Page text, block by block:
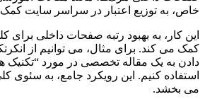
خاص، به توزیع اعتبار در سراسر سایت
این کار، به بهبود رتبه صفحات داخلی برای
کمک می کند. برای مثال، می توانیم از
دادن به یک مقاله تخصصی در مورد “تکنیک
استفاده کنیم. این رویکرد جامع، به
می بخشد.